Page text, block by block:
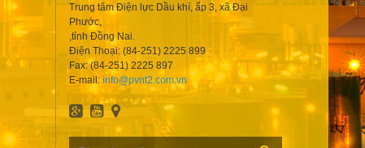
Trung tâm Điện lực Dầu khí, ấp 3, xã Đại
Phước,
,tỉnh Đồng Nai.
Điện Thoại: (84-251) 2225 899
Fax: (84-251) 2225 897
E-mail: info@pvnt2.com.vn